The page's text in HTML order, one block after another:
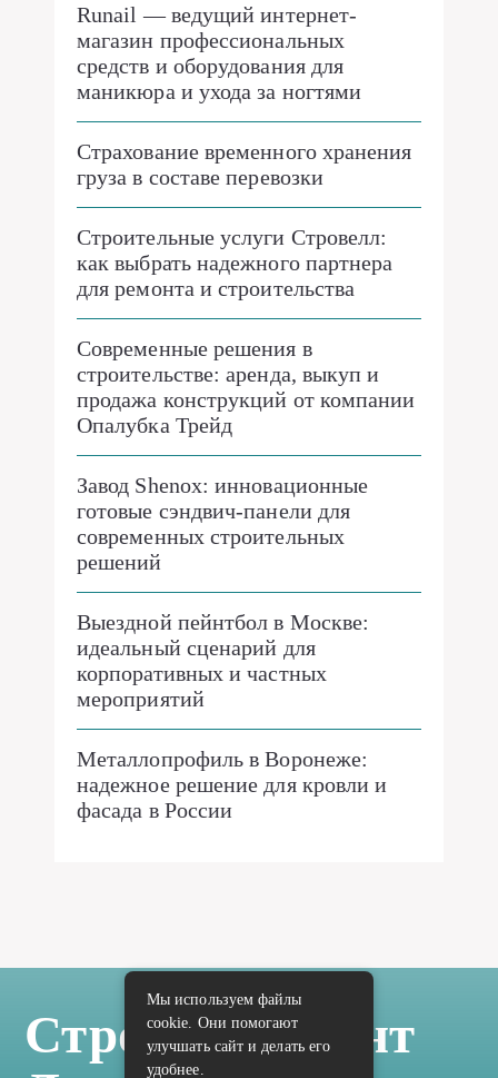
Runail — ведущий интернет-
магазин профессиональных
средств и оборудования для
маникюра и ухода за ногтями
Страхование временного хранения
груза в составе перевозки
Строительные услуги Стровелл:
как выбрать надежного партнера
для ремонта и строительства
Современные решения в
строительстве: аренда, выкуп и
продажа конструкций от компании
Опалубка Трейд
Завод Shenox: инновационные
готовые сэндвич-панели для
современных строительных
решений
Выездной пейнтбол в Москве:
идеальный сценарий для
корпоративных и частных
мероприятий
Металлопрофиль в Воронеже:
надежное решение для кровли и
фасада в России
Стройка Ремонт
Мы используем файлы
cookie. Они помогают
улучшать сайт и делать его
удобнее.